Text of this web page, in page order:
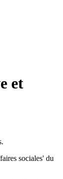
et
sociales' du